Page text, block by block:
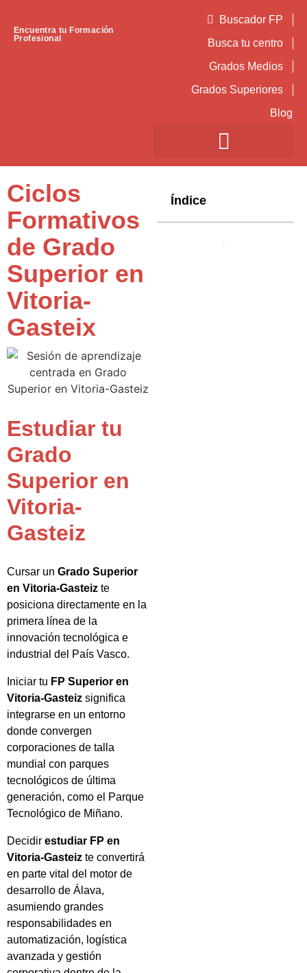
Encuentra tu Formación
Profesional
Buscador FP
Busca tu centro
Grados Medios
Grados Superiores
Blog
Ciclos
Formativos
de Grado
Superior en
Vitoria-
Gasteix
Estudiar tu
Grado
Superior en
Vitoria-
Gasteiz
Cursar un Grado Superior
en Vitoria-Gasteiz te
posiciona directamente en la
primera línea de la
innovación tecnológica e
industrial del País Vasco.
Iniciar tu FP Superior en
Vitoria-Gasteiz significa
integrarse en un entorno
donde convergen
corporaciones de talla
mundial con parques
tecnológicos de última
generación, como el Parque
Tecnológico de Miñano.
Decidir estudiar FP en
Vitoria-Gasteiz te convertirá
en parte vital del motor de
desarrollo de Álava,
asumiendo grandes
responsabilidades en
automatización, logística
avanzada y gestión
Índice